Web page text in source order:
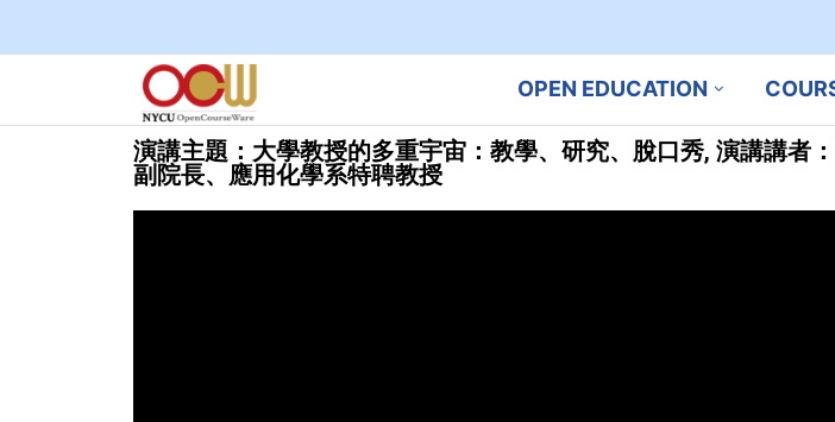
OPEN EDUCATION
演講主題：大學教授的多重宇宙：教學、研究、脫口秀, 演講講者
副院長、應用化學系特聘教授